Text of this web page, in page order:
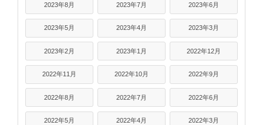
2023年8月 2023年7月 2023年6月
2023年5月 2023年4月 2023年3月
2023年2月 2023年1月 2022年12月
2022年11月 2022年10月 2022年9月
2022年8月 2022年7月 2022年6月
2022年5月 2022年4月 2022年3月